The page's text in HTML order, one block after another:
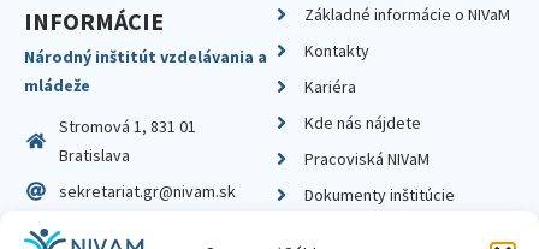
INFORMÁCIE
Národný inštitút vzdelávania a
mládeže
Stromová 1, 831 01
Bratislava
sekretariat.gr@nivam.sk
IČO: 00164348
Základné informácie o NIVaM
Kontakty
Kariéra
Kde nás nájdete
Pracoviská NIVaM
Dokumenty inštitúcie